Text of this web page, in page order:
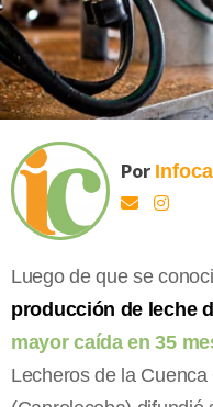
Por
Luego de que se
producción de leche
mayor caída en 35
Lecheros de la